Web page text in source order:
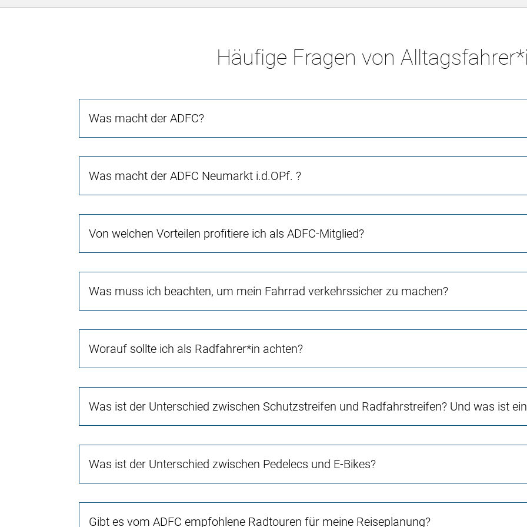
Häufige Fragen von
Was macht der ADFC?
Was macht der ADFC Neumarkt i.d.OPf. ?
Von welchen Vorteilen profitiere ich als ADFC-Mitglied?
Was muss ich beachten, um mein Fahrrad verkehrssicher zu machen?
Worauf sollte ich als Radfahrer*in achten?
Was ist der Unterschied zwischen Schutzstreifen und Radfahrstreifen? Und was ist
Was ist der Unterschied zwischen Pedelecs und E-Bikes?
Gibt es vom ADFC empfohlene Radtouren für meine Reiseplanung?